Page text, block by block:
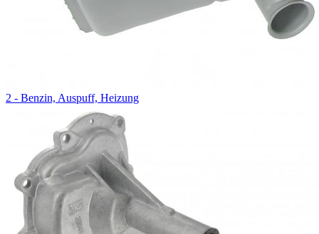
2 - Benzin, Auspuff, Heizung